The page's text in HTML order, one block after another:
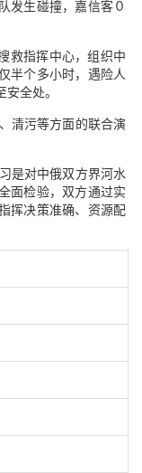
发生碰撞，嘉信客０
救指挥中心，组织中
半个多小时，遇险人
全处。
清污等方面的联合演
是对中俄双方界河水
面检验，双方通过实
挥决策准确、资源配